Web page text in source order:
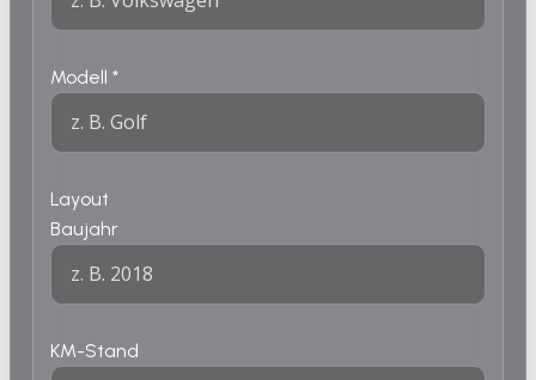
Modell *
Layout
Baujahr
KM-Stand